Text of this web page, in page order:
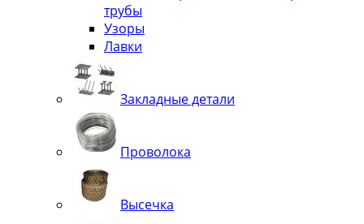
трубы
Узоры
Лавки
Закладные детали
Проволока
Высечка